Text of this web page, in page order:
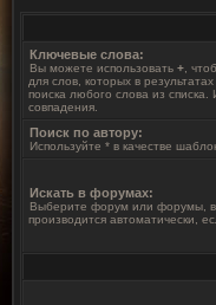
Ключевые слова:
Вы можете использовать + ,
для слов, которых в
поиска любого слова из списка.
совпадения.
Поиск по автору:
Используйте * в качестве
Искать в форумах:
Выберите форум или форумы, в
производится автоматически,